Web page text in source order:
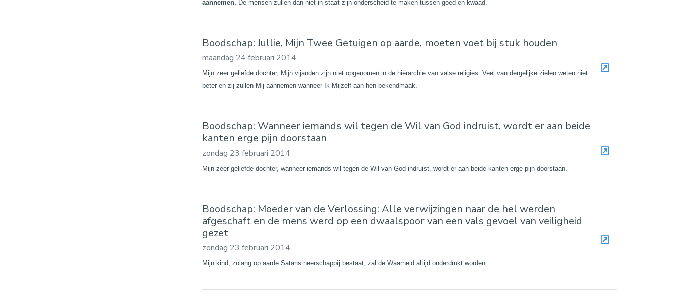
aannemen. De mensen zullen dan niet in staat zijn onderscheid te maken tussen goed en kwaad.
Boodschap: Jullie, Mijn Twee Getuigen op aarde, moeten voet bij stuk houden
maandag 24 februari 2014
Mijn zeer geliefde dochter, Mijn vijanden zijn niet opgenomen in de hiërarchie van valse religies. Veel van dergelijke zielen weten niet
beter en zij zullen Mij aannemen wanneer Ik Mijzelf aan hen bekendmaak.
Boodschap: Wanneer iemands wil tegen de Wil van God indruist, wordt er aan beide
kanten erge pijn doorstaan
zondag 23 februari 2014
Mijn zeer geliefde dochter, wanneer iemands wil tegen de Wil van God indruist, wordt er aan beide kanten erge pijn doorstaan.
Boodschap: Moeder van de Verlossing: Alle verwijzingen naar de hel werden
afgeschaft en de mens werd op een dwaalspoor van een vals gevoel van veiligheid
gezet
zondag 23 februari 2014
Mijn kind, zolang op aarde Satans heerschappij bestaat, zal de Waarheid altijd onderdrukt worden.